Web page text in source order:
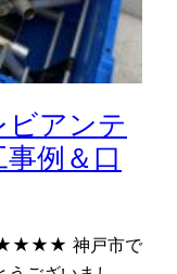
ビアンテ
例＆口
神戸市で